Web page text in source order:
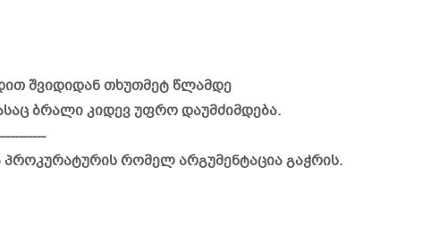
შვიდიდან თხუთმეტ წლამდე
ბრალი კიდევ უფრო დაუმძიმდება.
პროკურატურის რომელ არგუმენტაცია გაჭრის.